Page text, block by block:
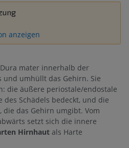
anzeigen
mater innerhalb der
und umhüllt das Gehirn. Sie
die äußere periostale/endostale
des Schädels bedeckt, und die
das Gehirn umgibt. Vom
setzt sich die innere
Hirnhaut als Harte